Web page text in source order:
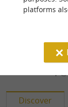
Discover
platforms